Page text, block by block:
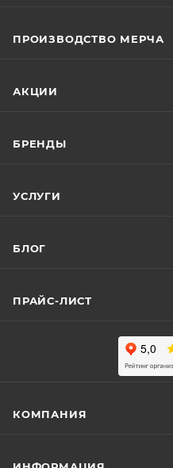
ПРОИЗВОДСТВО МЕРЧА
АКЦИИ
БРЕНДЫ
УСЛУГИ
БЛОГ
ПРАЙС-ЛИСТ
КОМПАНИЯ